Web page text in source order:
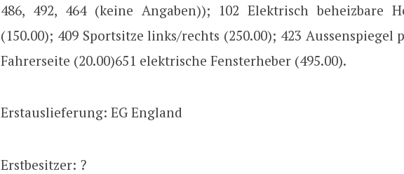
486, 492, 464 (keine Angaben)); 102 Elektrisch beheizbare
(150.00); 409 Sportsitze links/rechts (250.00); 423 Aussenspiegel
Fahrerseite (20.00)651 elektrische Fensterheber (495.00).
Erstauslieferung: EG England
Erstbesitzer: ?